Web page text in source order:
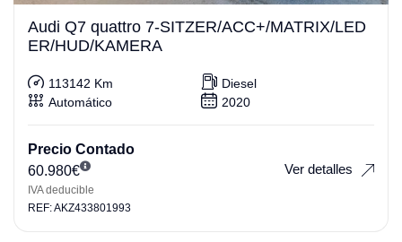
Audi Q7 quattro 7-SITZER/ACC+/MATRIX/LED
ER/HUD/KAMERA
113142 Km
Diesel
Automático
2020
Precio Contado
60.980€
IVA deducible
Ver detalles
REF: AKZ433801993